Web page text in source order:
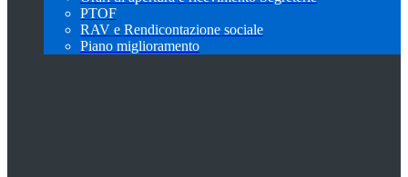
PTOF
RAV e Rendicontazione sociale
Piano miglioramento